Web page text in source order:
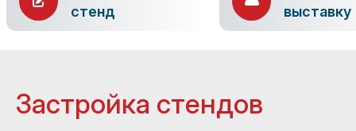
стенд
выставку
Застройка стендов